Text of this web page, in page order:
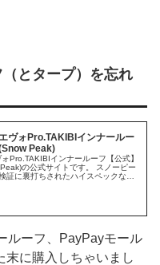
とタープ）を忘れ
ヴォPro.TAKIBIインナールー
Peak)
Pro.TAKIBIインナールーフ【公式】
の公式サイトです。 スノーピー
証に裏打ちされたハイスペックな製
ルーフ、PayPayモール
末に購入しちゃいまし